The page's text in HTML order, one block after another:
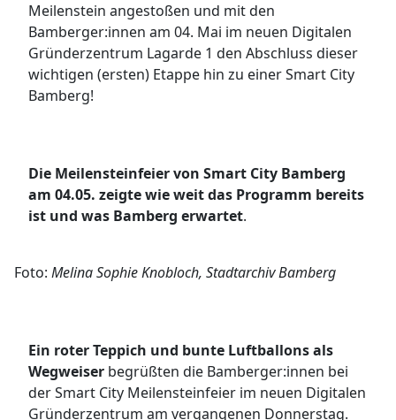
Meilenstein angestoßen und mit den
Bamberger:innen am 04. Mai im neuen Digitalen
Gründerzentrum Lagarde 1 den Abschluss dieser
wichtigen (ersten) Etappe hin zu einer Smart City
Bamberg!
Die Meilensteinfeier von Smart City Bamberg
am 04.05. zeigte wie weit das Programm bereits
ist und was Bamberg erwartet.
Foto: Melina Sophie Knobloch, Stadtarchiv Bamberg
Ein roter Teppich und bunte Luftballons als
Wegweiser begrüßten die Bamberger:innen bei
der Smart City Meilensteinfeier im neuen Digitalen
Gründerzentrum am vergangenen Donnerstag.